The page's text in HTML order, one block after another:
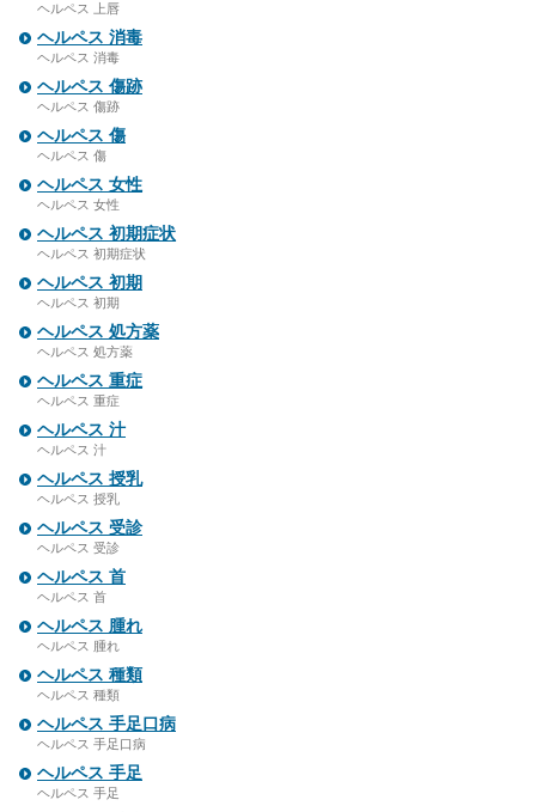
ヘルペス 上唇
ヘルペス 消毒
ヘルペス 消毒
ヘルペス 傷跡
ヘルペス 傷跡
ヘルペス 傷
ヘルペス 傷
ヘルペス 女性
ヘルペス 女性
ヘルペス 初期症状
ヘルペス 初期症状
ヘルペス 初期
ヘルペス 初期
ヘルペス 処方薬
ヘルペス 処方薬
ヘルペス 重症
ヘルペス 重症
ヘルペス 汁
ヘルペス 汁
ヘルペス 授乳
ヘルペス 授乳
ヘルペス 受診
ヘルペス 受診
ヘルペス 首
ヘルペス 首
ヘルペス 腫れ
ヘルペス 腫れ
ヘルペス 種類
ヘルペス 種類
ヘルペス 手足口病
ヘルペス 手足口病
ヘルペス 手足
ヘルペス 手足